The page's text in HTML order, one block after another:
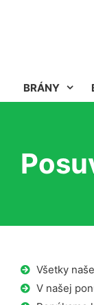
BRÁNY
Všetky
V našej